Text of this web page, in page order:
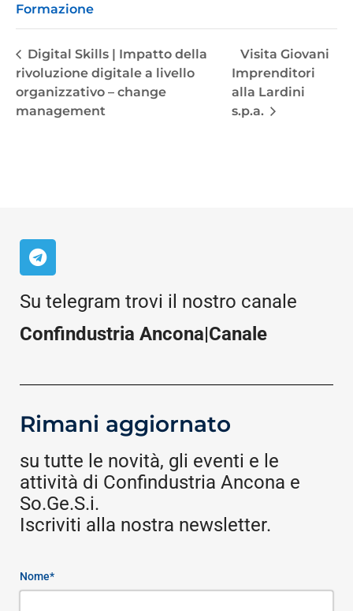
Formazione
Digital Skills | Impatto della
rivoluzione digitale a livello
organizzativo – change
management
Visita Giovani
Imprenditori
alla Lardini
s.p.a.
Su telegram trovi il nostro canale
Confindustria Ancona|Canale
Rimani aggiornato
su tutte le novità, gli eventi e le
attività di Confindustria Ancona e
So.Ge.S.i.
Iscriviti alla nostra newsletter.
Nome*